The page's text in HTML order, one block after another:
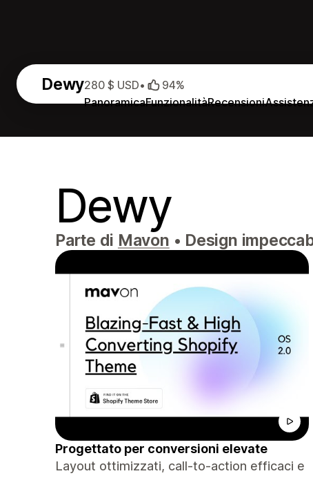
Dewy
PanoramicaFunzionalitàRecensioni
280 $ USD• 94%
Dewy
Parte di Mavon • Design
Progettato per conversioni elevate
Layout ottimizzati, call-to-action efficaci e